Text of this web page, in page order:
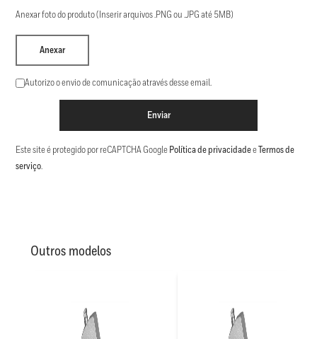
Anexar foto do produto (Inserir arquivos .PNG ou .JPG até 5MB)
Anexar
Autorizo o envio de comunicação através desse email.
Enviar
Este site é protegido por reCAPTCHA Google Política de privacidadee Termos de
serviço.
Outros modelos